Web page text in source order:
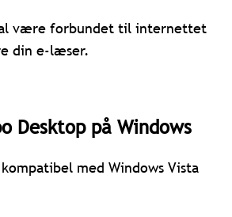
være forbundet til internettet
din e-læser.
Desktop på Windows
med Windows Vista